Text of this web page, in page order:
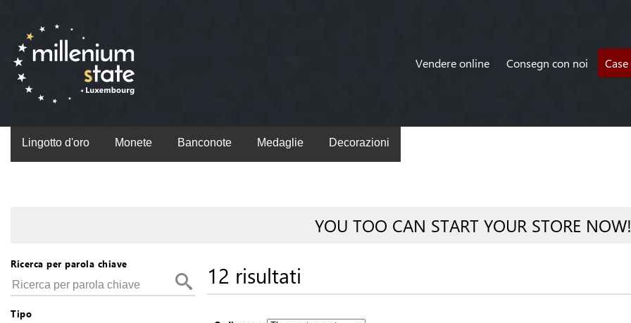
Vendere online Consegn con noi
Lingotto d'oro Monete Banconote Medaglie Decorazioni
YOU TOO CAN START YOUR STORE NOW!
Ricerca per parola chiave
Tipo
12 risultati